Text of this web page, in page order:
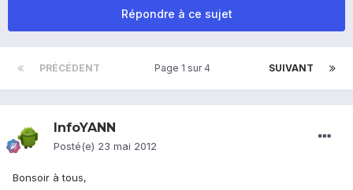
Répondre à ce sujet
PRÉCÉDENT SUIVANT
Page 1 sur 4
InfoYANN
Posté(e) 23 mai 2012
Bonsoir à tous,